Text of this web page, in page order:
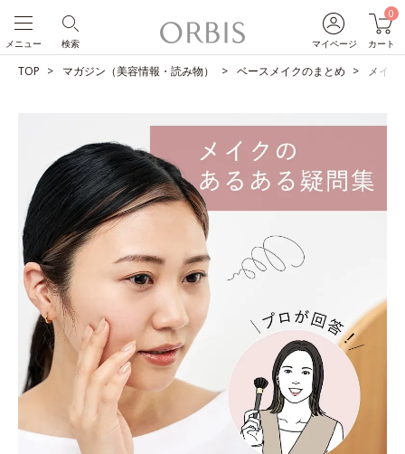
マイページ
0
カート
検索
メニュー
TOP マガジン（美容情報・読み物） ベースメイクのまとめ メイ